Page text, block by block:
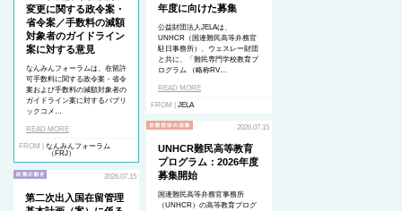
変更に関する政令案・
省令案／手数料の減額
対象者のガイドライン
案に対する意見
なんみんフォーラムは、在留許
可手数料に関する政令案・省令
案および手数料の減額対象者の
ガイドライン案に対するパブリ
ックコメ…
READ MORE
FROM | なんみんフォーラム
（FRJ）
年度に向けた募集
公益財団法人JELAは、
UNHCR（国連難民高等弁務官
駐日事務所）、ウェスレー財団
と共に、「難民専門学校教育プ
ログラム （略称RV…
READ MORE
FROM | JELA
2026.07.15
UNHCR難民高等教育
プログラム：2026年度
募集開始
国連難民高等弁務官事務所
（UNHCR）の高等教育プログ
2026.07.15
第二次出入国在留管理